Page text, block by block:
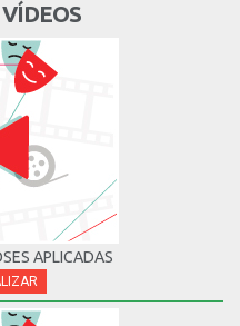
APLICADAS